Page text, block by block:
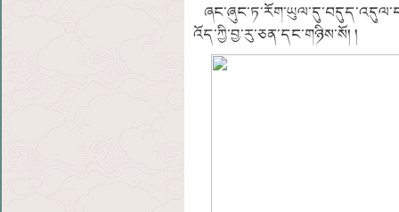
འོད་ཀྱི་བྱ་རུ་ཅན་དང་གཉིས་སོ། །